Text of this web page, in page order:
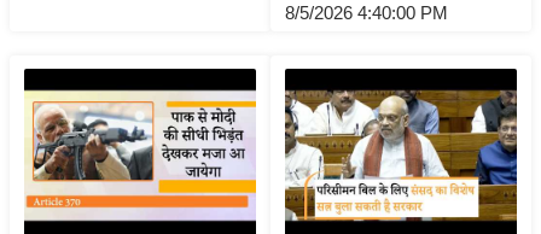
ए
म
आ
र
8/5/2026 4:40:00 PM